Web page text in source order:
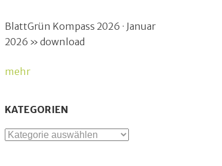
BlattGrün Kompass 2026 · Januar
2026 » download
mehr
KATEGORIEN
Kategorien